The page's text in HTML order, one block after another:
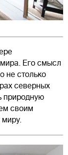
Его смысл
не столько
северных
природную
своим